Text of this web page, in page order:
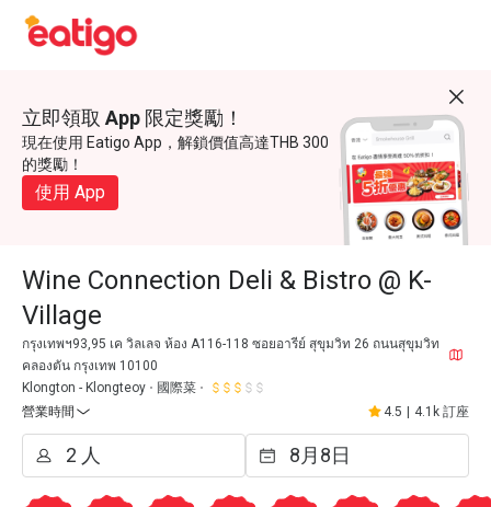
立即領取 App 限定獎勵！
現在使用 Eatigo App，解鎖價值高達THB 300
的獎勵！
使用 App
Wine Connection Deli & Bistro @ K-
Village
กรุงเทพฯ93,95 เค วิลเลจ ห้อง A116-118 ซอยอารีย์ สุขุมวิท 26 ถนนสุขุมวิท
คลองตัน กรุงเทพ 10100
Klongton - Klongteoy
國際菜
營業時間
4.5 4.1k 訂座